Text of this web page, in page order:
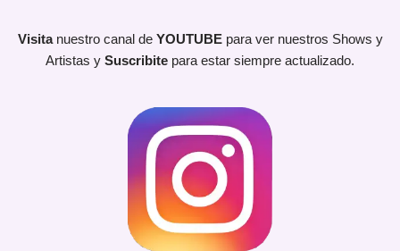
Visita nuestro canal de YOUTUBEpara ver nuestros Shows y
Artistas y Suscribite para estar siempre actualizado.